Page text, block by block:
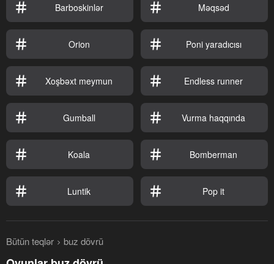
Barboskinlər Məqsəd
Orion Poni yaradıcısı
Xoşbəxt meymun Endless runner
Gumball Vurma haqqında
Koala Bomberman
Luntik Pop it
Bütün teqlər buz dövrü